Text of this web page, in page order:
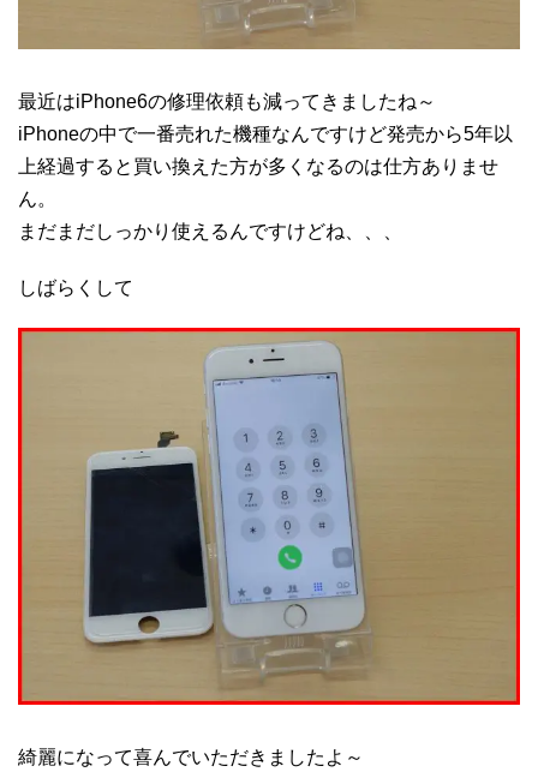
最近はiPhone6の修理依頼も減ってきましたね～
iPhoneの中で一番売れた機種なんですけど発売から5年以
上経過すると買い換えた方が多くなるのは仕方ありませ
ん。
まだまだしっかり使えるんですけどね、、、
しばらくして
綺麗になって喜んでいただきましたよ～